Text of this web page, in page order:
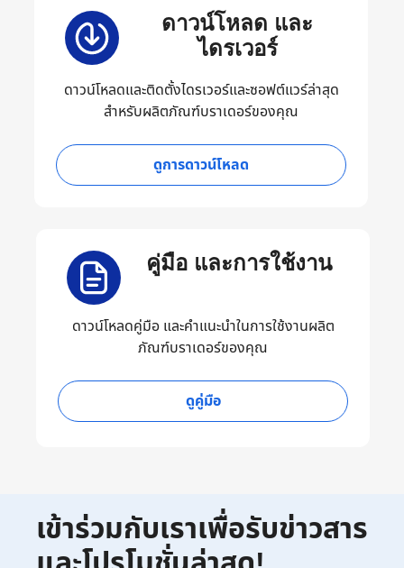
ดาวน์โหลด และ
ไดรเวอร์
ดาวน์โหลดและติดตั้งไดรเวอร์และซอฟต์แวร์ล่าสุด
สำหรับผลิตภัณฑ์บราเดอร์ของคุณ
ดูการดาวน์โหลด
คู่มือ และการใช้งาน
ดาวน์โหลดคู่มือ และคำแนะนำในการใช้งานผลิต
ภัณฑ์บราเดอร์ของคุณ
ดูคู่มือ
เข้าร่วมกับเราเพื่อรับข่าวสาร